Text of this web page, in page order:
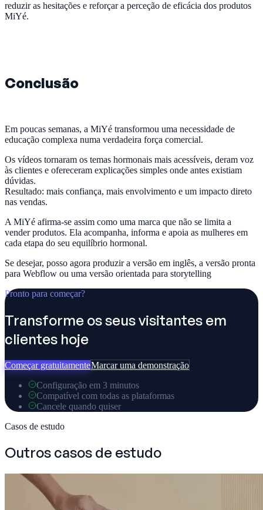
reduzir as hesitações e reforçar a perceção de eficácia dos produtos
MiYé.
Conclusão
Em poucas semanas, a MiYé transformou uma necessidade de
educação complexa numa verdadeira força comercial.
Os vídeos tornaram os temas hormonais mais acessíveis, deram voz
às clientes e ofereceram explicações simples onde antes existiam
dúvidas.
Resultado: mais confiança, mais envolvimento e um impacto direto
nas vendas.
A MiYé afirma-se assim como uma marca que não se limita a
vender produtos. Ela acompanha, informa e apoia as mulheres em
cada etapa do seu equilíbrio hormonal.
Se desejar, posso agora produzir a versão em inglês, a versão pronta
para Webflow ou uma versão orientada para storytelling
Pronto para começar?
Transforme os seus visitantes em
clientes hoje
Começar gratuitamenteMarcar uma demonstração
Configuração em 3 minutos
Compatível com todas as plataformas
Cancele quando quiser
Casos de estudo
Outros casos de estudo